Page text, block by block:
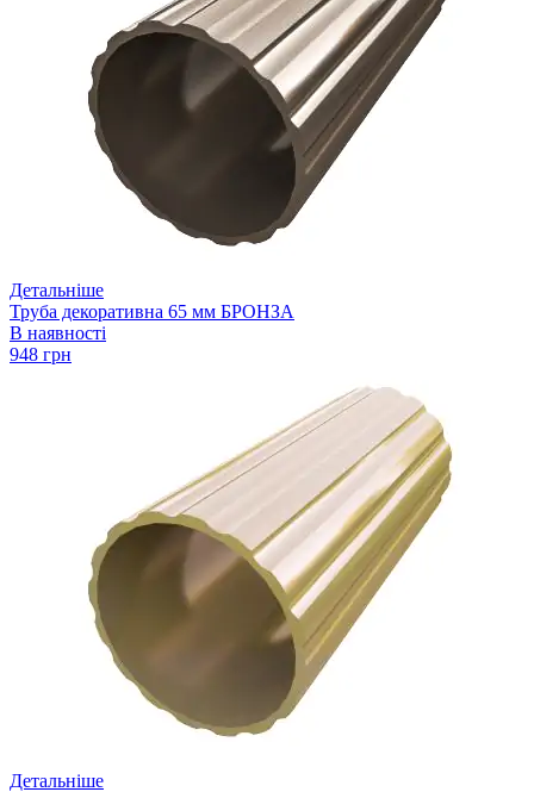
Детальніше
Труба декоративна 65 мм БРОНЗА
В наявності
948 грн
Детальніше